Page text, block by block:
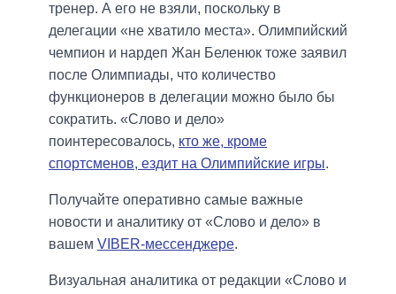
тренер. А его не взяли, поскольку в
делегации «не хватило места». Олимпийский
чемпион и нардеп Жан Беленюк тоже заявил
после Олимпиады, что количество
функционеров в делегации можно было бы
сократить. «Слово и дело»
поинтересовалось, кто же, кроме
спортсменов, ездит на Олимпийские игры.
Получайте оперативно самые важные
новости и аналитику от «Слово и дело» в
вашем VIBER-мессенджере.
Визуальная аналитика от редакции «Слово и